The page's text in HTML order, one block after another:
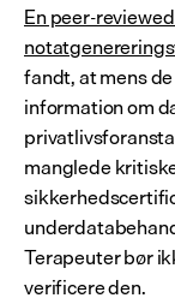
En peer-
fandt, at mens
information om
manglede
Terapeuter bør
verificere den.